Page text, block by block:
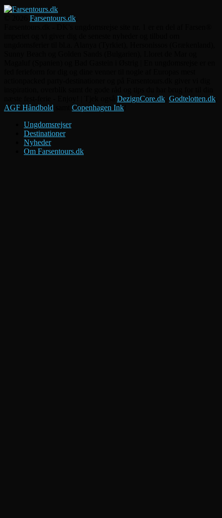
Farsentours.dk
DezignCore.dk Godtelotten.dk
AGF Håndbold
Copenhagen Ink
Ungdomsrejser
Destinationer
Nyheder
Om Farsentours.dk